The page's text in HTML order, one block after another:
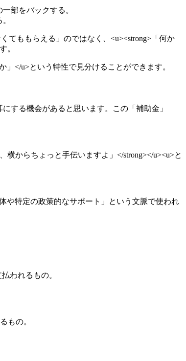
部をバックする。
てももらえる」のではなく、<u><strong>「何か
。
</u>という特性で見分けることができます。
する機会があると思います。この「補助金」
からちょっと手伝いますよ」</strong></u><u>と
や特定の政策的なサポート」という文脈で使われ
われるもの。
もの。